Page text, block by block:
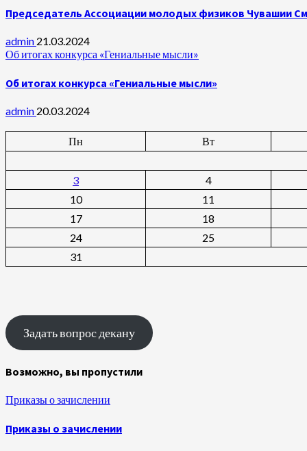
Председатель Ассоциации молодых физиков Чувашии
admin 21.03.2024
Об итогах конкурса «Гениальные мысли»
Об итогах конкурса «Гениальные мысли»
admin 20.03.2024
Пн
Вт
3
4
10
11
17
18
24
25
31
Задать вопрос декану
Возможно, вы пропустили
Приказы о зачислении
Приказы о зачислении